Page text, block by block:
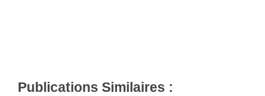
Publications Similaires :